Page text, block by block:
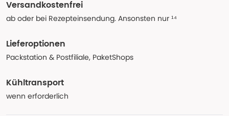
Versandkostenfrei
ab oder bei Rezepteinsendung. Ansonsten nur ¹⁴
Lieferoptionen
Packstation & Postfiliale, PaketShops
Kühltransport
wenn erforderlich